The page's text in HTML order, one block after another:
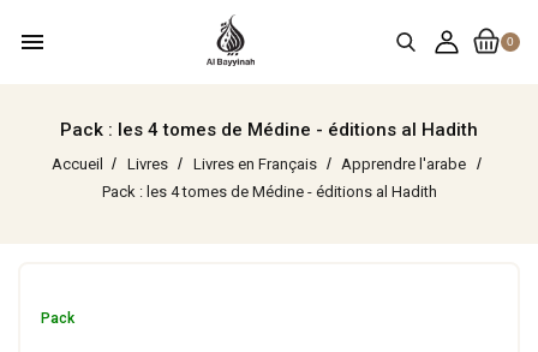
0
menu
Pack : les 4 tomes de Médine - éditions al Hadith
Accueil Livres Livres en Français
Apprendre l'arabe
Pack : les 4 tomes de Médine - éditions al Hadith
Pack